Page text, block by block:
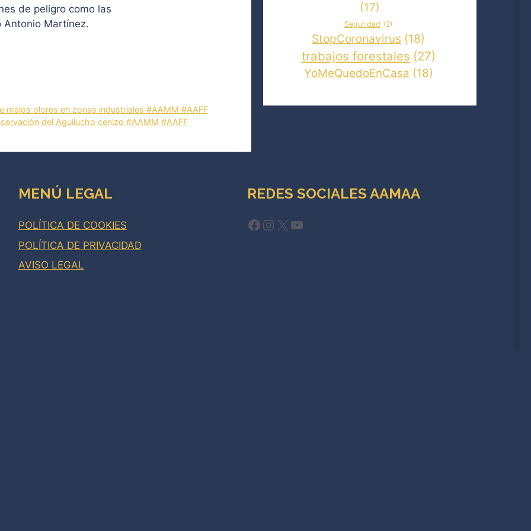
de peligro como las
Antonio Martínez.
olores en zonas industriales #AAMM #AAFF
del Aguilucho cenizo #AAMM #AAFF
(17)
Seguridad (2)
StopCoronavirus (18)
trabajos forestales (27)
YoMeQuedoEnCasa (18)
MENÚ LEGAL
POLÍTICA DE COOKIES
POLÍTICA DE PRIVACIDAD
AVISO LEGAL
REDES SOCIALES AAMAA
Facebook
Instagram
X YouTube